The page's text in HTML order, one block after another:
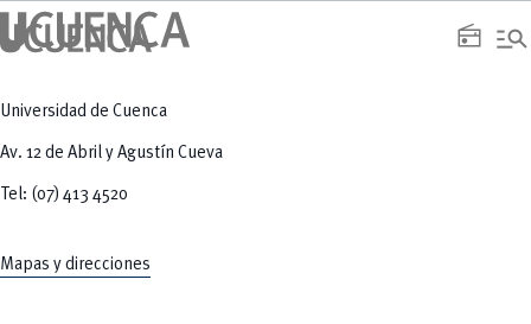
radio manage_search
Universidad de Cuenca
Av. 12 de Abril y Agustín Cueva
Tel: (07) 413 4520
Mapas y direcciones